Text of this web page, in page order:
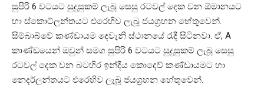
සුපිරි 6 වටයට සුදුසුකම් ලැබූ සෙසු රටවල් දෙක වන ඕමානයට
හා ස්කොට්ලන්තයට එරෙහිව ලැබූ ජයග්‍රහන හේතුවෙන්.
සිම්බාබ්වේ කණ්ඩායම දෙවැනි ස්ථානයේ රැදී සිටිනවා. ඒ, A
කාණ්ඩයෙන් ඔවුන් සමග සුපිරි 6 වටයට සුදුසුකම් ලැබූ සෙසු
රටවල් දෙක වන බටහිර ඉන්දීය කොදෙව් කණ්ඩායමට හා
නෙදර්ලන්තයට එරෙහිව ලැබූ ජයග්‍රහන හේතුවෙන්.